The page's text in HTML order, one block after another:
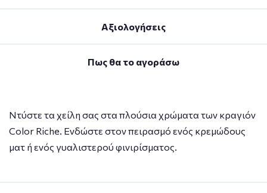
Αξιολογήσεις
Πως θα το αγοράσω
Ντύστε τα χείλη σας στα πλούσια χρώματα των κραγιόν
Color Riche. Ενδώστε στον πειρασμό ενός κρεμώδους
ματ ή ενός γυαλιστερού φινιρίσματος.